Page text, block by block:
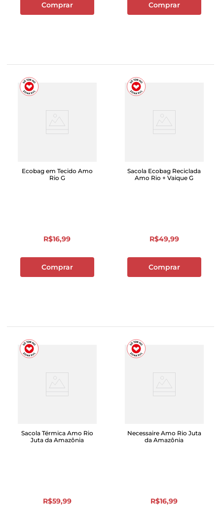
Comprar Comprar
Ecobag em Tecido Amo
Rio G
R$16,99
Comprar
Sacola Ecobag Reciclada
Amo Rio + Vaique G
R$49,99
Comprar
Sacola Térmica Amo Rio
Juta da Amazônia
R$59,99
Necessaire Amo Rio Juta
da Amazônia
R$16,99